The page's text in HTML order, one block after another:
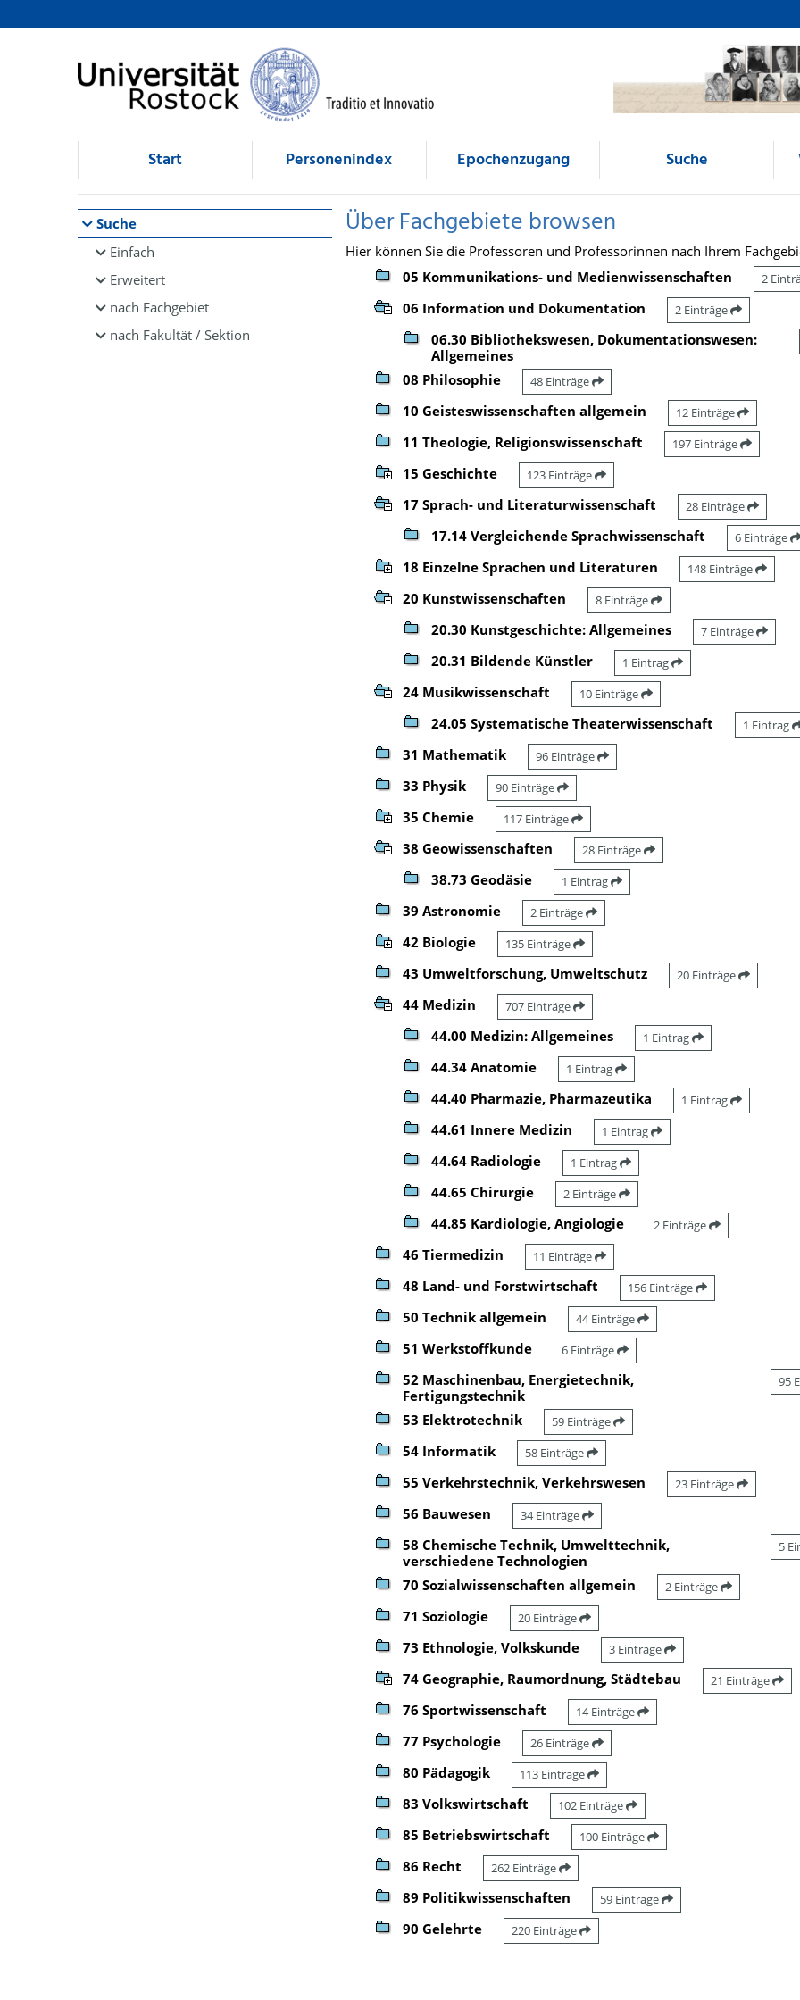
Browsen
direkt zum Inhalt
Start Personenindex Epochenzugang Suche
Suche
Einfach
Erweitert
nach Fachgebiet
nach Fakultät / Sektion
Über Fachgebiete browsen
Hier können Sie die Professoren und Professorinnen nach Ihrem
05 Kommunikations- und Medienwissenschaften
2
06 Information und Dokumentation 2 Einträge
06.30 Bibliothekswesen, Dokumentationswesen:
Allgemeines
08 Philosophie 48 Einträge
10 Geisteswissenschaften allgemein 12 Einträge
11 Theologie, Religionswissenschaft 197 Einträge
15 Geschichte 123 Einträge
17 Sprach- und Literaturwissenschaft 28 Einträge
17.14 Vergleichende Sprachwissenschaft 6 Einträge
18 Einzelne Sprachen und Literaturen 148 Einträge
20 Kunstwissenschaften 8 Einträge
20.30 Kunstgeschichte: Allgemeines 7 Einträge
20.31 Bildende Künstler 1 Eintrag
24 Musikwissenschaft 10 Einträge
24.05 Systematische Theaterwissenschaft 1 Eintrag
31 Mathematik 96 Einträge
33 Physik 90 Einträge
35 Chemie 117 Einträge
38 Geowissenschaften 28 Einträge
38.73 Geodäsie 1 Eintrag
39 Astronomie 2 Einträge
42 Biologie 135 Einträge
43 Umweltforschung, Umweltschutz 20 Einträge
44 Medizin 707 Einträge
44.00 Medizin: Allgemeines 1 Eintrag
44.34 Anatomie 1 Eintrag
44.40 Pharmazie, Pharmazeutika 1 Eintrag
44.61 Innere Medizin 1 Eintrag
44.64 Radiologie 1 Eintrag
44.65 Chirurgie 2 Einträge
44.85 Kardiologie, Angiologie 2 Einträge
46 Tiermedizin 11 Einträge
48 Land- und Forstwirtschaft 156 Einträge
50 Technik allgemein 44 Einträge
51 Werkstoffkunde 6 Einträge
52 Maschinenbau, Energietechnik,
Fertigungstechnik
95
53 Elektrotechnik 59 Einträge
54 Informatik 58 Einträge
55 Verkehrstechnik, Verkehrswesen 23 Einträge
56 Bauwesen 34 Einträge
58 Chemische Technik, Umwelttechnik,
verschiedene Technologien
5
70 Sozialwissenschaften allgemein 2 Einträge
71 Soziologie 20 Einträge
73 Ethnologie, Volkskunde 3 Einträge
74 Geographie, Raumordnung, Städtebau 21 Einträge
76 Sportwissenschaft 14 Einträge
77 Psychologie 26 Einträge
80 Pädagogik 113 Einträge
83 Volkswirtschaft 102 Einträge
85 Betriebswirtschaft 100 Einträge
86 Recht 262 Einträge
89 Politikwissenschaften 59 Einträge
90 Gelehrte 220 Einträge